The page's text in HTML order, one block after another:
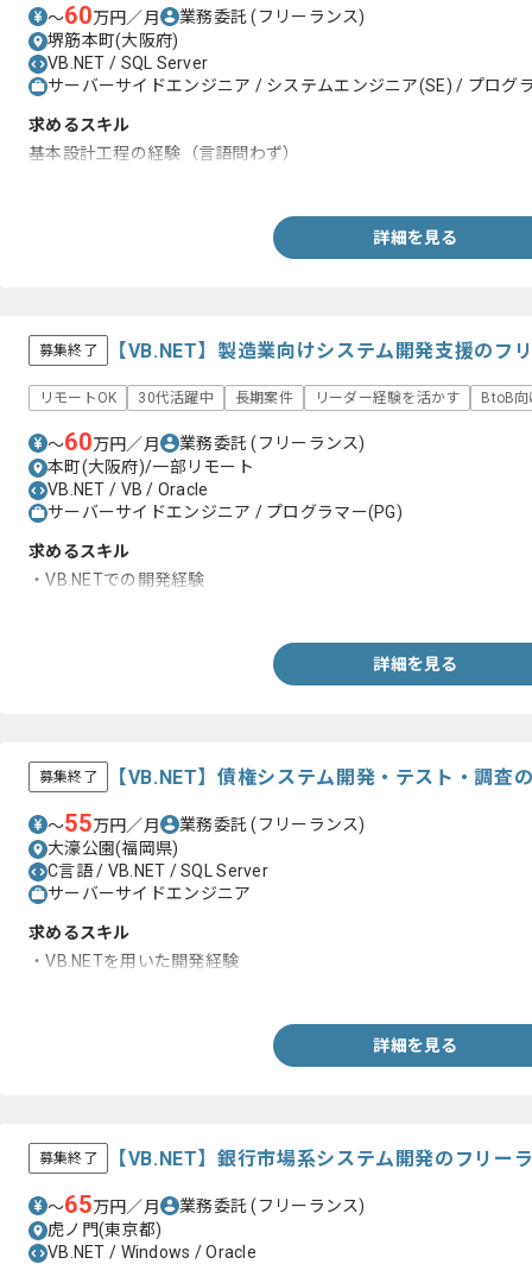
〜60万円／月 業務委託(フリーランス)
堺筋本町(大阪府)
VB.NET / SQL Server
サーバーサイドエンジニア / システムエンジニア(SE) / プログ
求めるスキル
基本設計工程の経験（言語問わず）
詳細を見る
募集終了 【VB.NET】製造業向けシステム開発支援のフ
リモートOK 30代活躍中 長期案件 リーダー経験を活かす BtoB向
〜60万円／月 業務委託(フリーランス)
本町(大阪府)/一部リモート
VB.NET / VB / Oracle
サーバーサイドエンジニア / プログラマー(PG)
求めるスキル
・VB.NETでの開発経験
詳細を見る
募集終了 【VB.NET】債権システム開発・テスト・調査
〜55万円／月 業務委託(フリーランス)
大濠公園(福岡県)
C言語 / VB.NET / SQL Server
サーバーサイドエンジニア
求めるスキル
・VB.NETを用いた開発経験
詳細を見る
募集終了 【VB.NET】銀行市場系システム開発のフリー
〜65万円／月 業務委託(フリーランス)
虎ノ門(東京都)
VB.NET / Windows / Oracle